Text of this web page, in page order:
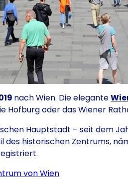
nach Wien. Die elegante
Hofburg oder das Wiener
Hauptstadt – seit dem
des historischen Zentrums,
von Wien